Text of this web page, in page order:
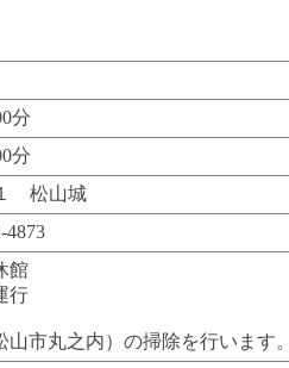
分
分
松山城
4873
館
行
市丸之内）の掃除を行います